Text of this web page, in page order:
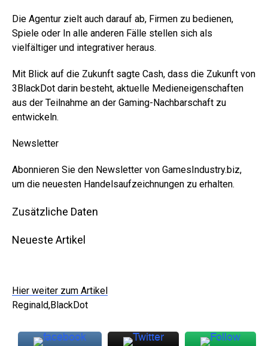
Die Agentur zielt auch darauf ab, Firmen zu bedienen,
Spiele oder In alle anderen Fälle stellen sich als
vielfältiger und integrativer heraus.
Mit Blick auf die Zukunft sagte Cash, dass die Zukunft von
3BlackDot darin besteht, aktuelle Medieneigenschaften
aus der Teilnahme an der Gaming-Nachbarschaft zu
entwickeln.
Newsletter
Abonnieren Sie den Newsletter von GamesIndustry.biz,
um die neuesten Handelsaufzeichnungen zu erhalten.
Zusätzliche Daten
Neueste Artikel
Hier weiter zum Artikel
Reginald,BlackDot